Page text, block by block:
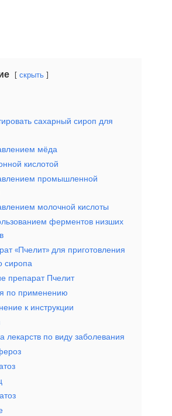
скрыть
сахарный сироп для
мёда
кислотой
промышленной
молочной кислоты
ферментов низших
«Пчелит» для приготовления
сиропа
препарат Пчелит
по применению
к инструкции
лекарств по виду заболевания